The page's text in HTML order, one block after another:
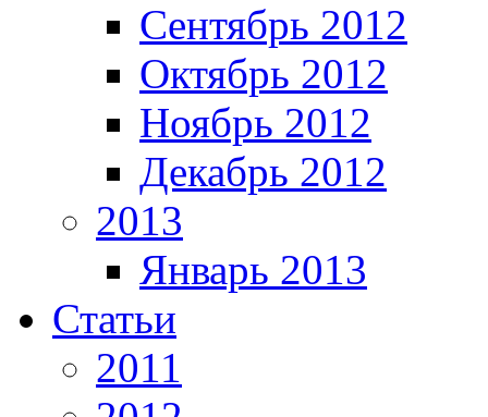
Сентябрь 2012
Октябрь 2012
Ноябрь 2012
Декабрь 2012
2013
Январь 2013
Статьи
2011